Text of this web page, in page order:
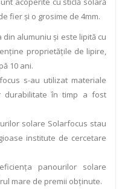
fier şi o grosime de 4mm.
alumuniu şi este lipită cu
proprietăţile de lipire,
10 ani.
s-au utilizat materiale
durabilitate în timp a fost
solare Solarfocus stau
institute de cercetare
panourilor solare
mare de premii obţinute.